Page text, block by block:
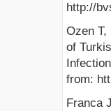
http://
Ozen
of
from:
Franca